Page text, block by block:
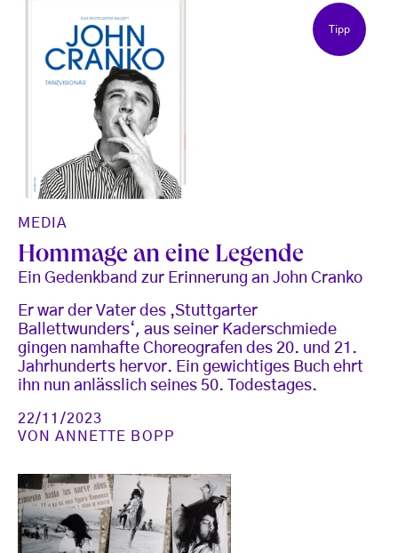
Tipp
MEDIA
Hommage an eine Legende
Ein Gedenkband zur Erinnerung an John Cranko
Er war der Vater des ‚Stuttgarter
Ballettwunders‘, aus seiner Kaderschmiede
gingen namhafte Choreografen des 20. und 21.
Jahrhunderts hervor. Ein gewichtiges Buch ehrt
ihn nun anlässlich seines 50. Todestages.
22/11/2023
VONANNETTE BOPP